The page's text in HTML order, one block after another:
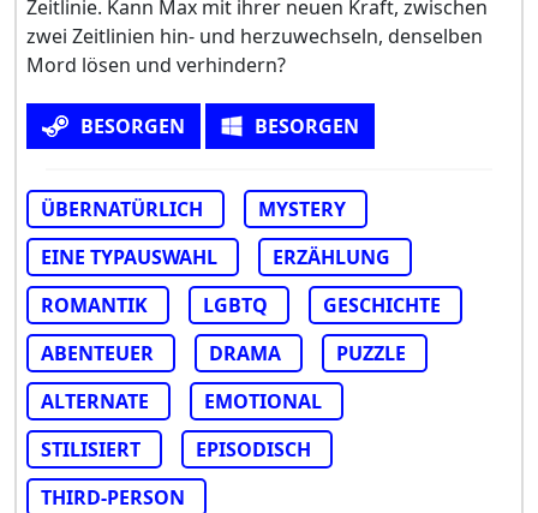
Zeitlinie. Kann Max mit ihrer neuen Kraft, zwischen
zwei Zeitlinien hin- und herzuwechseln, denselben
Mord lösen und verhindern?
BESORGEN BESORGEN
ÜBERNATÜRLICH
MYSTERY
EINE TYPAUSWAHL
ERZÄHLUNG
ROMANTIK
LGBTQ
GESCHICHTE
ABENTEUER
DRAMA
PUZZLE
ALTERNATE
EMOTIONAL
STILISIERT
EPISODISCH
THIRD-PERSON